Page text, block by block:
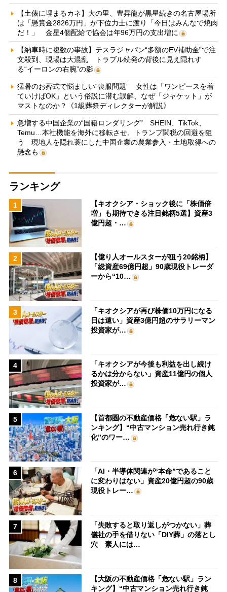
【土俵に埋まるカネ】大の里、豊昇龍が黒星続きの名古屋場所
は「懸賞金2826万円」が下位力士に渡り「今日はみんなで焼肉
だ！」 金星4個配給で協会は年96万円の支出増に
【納車時に複数の事故】テスラジャパン“多額のEV補助金”で注
文殺到、現場は大混乱 トラブル続発の背後に見え隠れす
る“イーロンの右腕”の影
猛暑のお葬式で悩ましい“喪服問題” 女性は「ワンピースを着
ていけばOK」という俗説に潜む誤解、なぜ「ジャケット」が
マストなのか？《1級葬祭ディレクターが解説》
急増する中国企業の“国籍ロンダリング” SHEIN、TikTok、
Temu…本社機能を海外に移転させ、トランプ関税の回避を狙
う 現地人を隠れ蓑にした中国企業の農業参入・土地取得への
懸念も
ランキング
1
【キオクシア・ショック後に「株価倍
増」も期待できる注目銘柄5選】資産3
億円超・…
2
【億り人オールスターが狙う20銘柄】
「総資産69億円超」90歳現役トレーダ
ーから“10…
3
「キオクシアが再び株価10万円になる
日は遠い」資産3億円超のサラリーマン
投資家が…
4
「キオクシアが今後も利益を出し続け
るかは分からない」資産11億円の個人
投資家が…
5
【首都圏の不動産価格「危ない駅」ラ
ンキング】“中古マンション売れ行き鈍
化”のワー…
6
「AI・半導体関連が“本命”であること
に変わりはない」資産20億円超の90歳
現役トレー…
7
「失敗すると取り返しがつかない」葬
儀社の手を借りない「DIY葬」の落とし
穴 素人には…
8
【大阪の不動産価格「危ない駅」ラン
キング】“中古マンション売れ行き鈍